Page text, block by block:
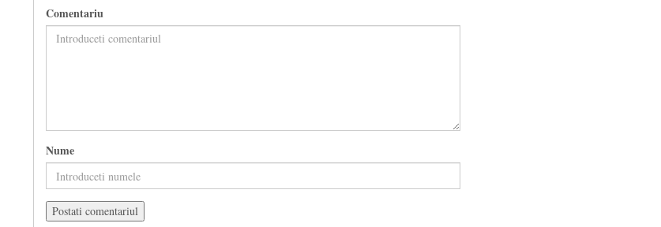
Comentariu
Nume